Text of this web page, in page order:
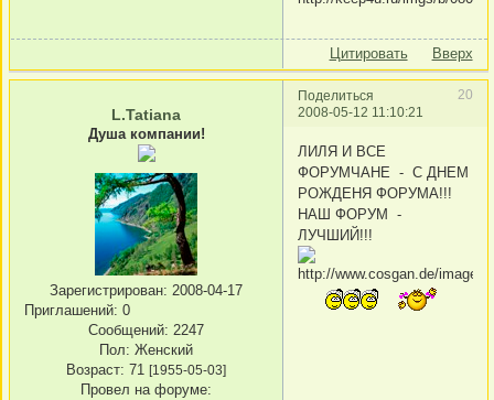
Цитировать Вверх
Поделиться
20
2008-05-12 11:10:21
L.Tatiana
Душа компании!
Зарегистрирован: 2008-04-17
Приглашений: 0
Сообщений: 2247
Пол: Женский
Возраст: 71 [1955-05-03]
Провел на форуме:
ЛИЛЯ И ВСЕ
ФОРУМЧАНЕ - С ДНЕМ
РОЖДЕНЯ ФОРУМА!!!
НАШ ФОРУМ -
ЛУЧШИЙ!!!